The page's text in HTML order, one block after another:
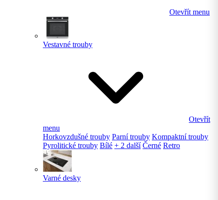
Otevřít menu
Vestavné trouby
Otevřít
menu
Horkovzdušné trouby Parní trouby Kompaktní trouby
Pyrolitické trouby Bílé + 2 další Černé Retro
Varné desky